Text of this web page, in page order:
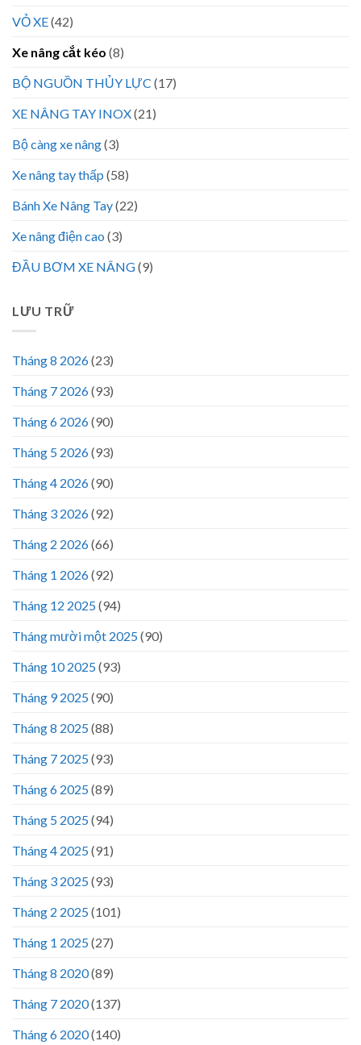
VỎ XE(42)
Xe nâng cắt kéo (8)
BỘ NGUỒN THỦY LỰC (17)
XE NÂNG TAY INOX(21)
Bộ càng xe nâng(3)
Xe nâng tay thấp (58)
Bánh Xe Nâng Tay(22)
Xe nâng điện cao (3)
ĐẦU BƠM XE NÂNG(9)
LƯU TRỮ
Tháng 8 2026(23)
Tháng 7 2026(93)
Tháng 6 2026(90)
Tháng 5 2026(93)
Tháng 4 2026(90)
Tháng 3 2026(92)
Tháng 2 2026(66)
Tháng 1 2026(92)
Tháng 12 2025(94)
Tháng mười một 2025(90)
Tháng 10 2025(93)
Tháng 9 2025(90)
Tháng 8 2025(88)
Tháng 7 2025(93)
Tháng 6 2025(89)
Tháng 5 2025(94)
Tháng 4 2025(91)
Tháng 3 2025(93)
Tháng 2 2025(101)
Tháng 1 2025(27)
Tháng 8 2020(89)
Tháng 7 2020(137)
Tháng 6 2020(140)